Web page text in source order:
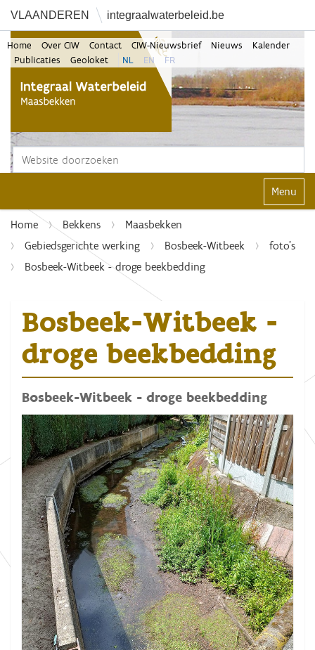
VLAANDEREN integraalwaterbeleid.be
Zoek
Home Over CIW Contact CIW-Nieuwsbrief Nieuws
Kalender
Publicaties
Geoloket NL EN FR
Klap
Home Bekkens
Maasbekken
Gebiedsgerichte werking
Bosbeek-Witbeek
foto's
Bosbeek-Witbeek - droge beekbedding
Bosbeek-Witbeek -
droge beekbedding
Bosbeek-Witbeek - droge beekbedding